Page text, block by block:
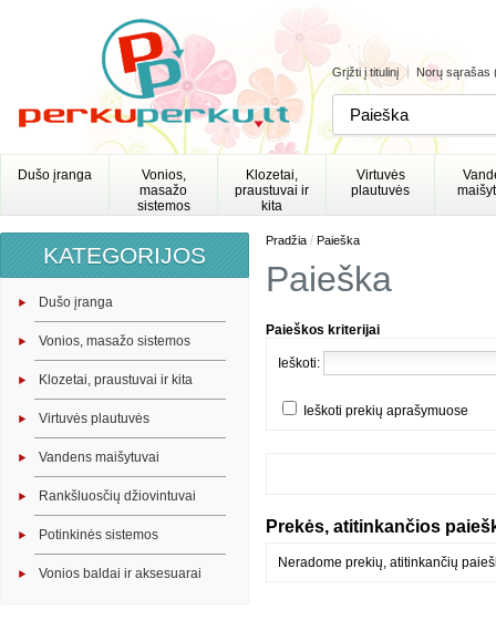
Grįžti į titulinį Norų sąrašas
Dušo įranga
Vonios,
masažo
sistemos
Klozetai,
praustuvai ir
kita
Virtuvės
plautuvės
KATEGORIJOS
Dušo įranga
Vonios, masažo sistemos
Klozetai, praustuvai ir kita
Virtuvės plautuvės
Vandens maišytuvai
Rankšluosčių džiovintuvai
Potinkinės sistemos
Vonios baldai ir aksesuarai
Pradžia / Paieška
Paieška
Paieškos kriterijai
Ieškoti:
Ieškoti prekių aprašymuose
Prekės, atitinkančios
Neradome prekių, atitinkančių